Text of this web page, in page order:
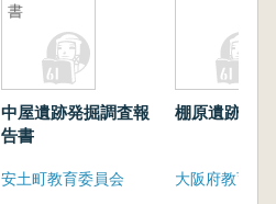
書
中屋遺跡発掘調査報
告書
安土町教育委員会
棚原遺跡